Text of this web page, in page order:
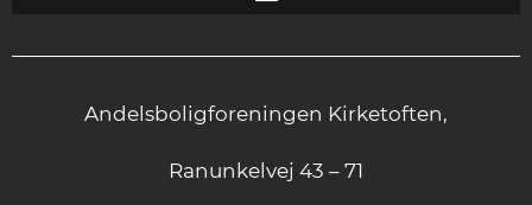
Andelsboligforeningen Kirketoften,
Ranunkelvej 43 – 71